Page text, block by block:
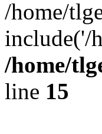
/home/
include('/
/home/
line 15